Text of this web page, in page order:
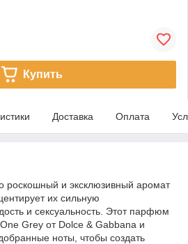
Купить
Доставка Оплата
роскошный и эксклюзивный аромат
их сильную
и сексуальность. Этот парфюм
Grey от Dolce & Gabbana и
ноты, чтобы создать